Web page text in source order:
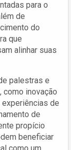
para o
de
do
que
alinhar suas
palestras e
inovação
experiências de
de
propício
beneficiar
como um